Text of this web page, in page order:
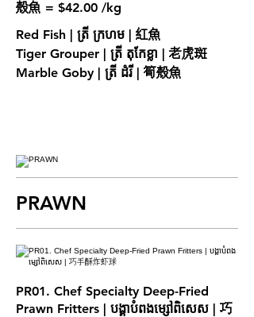
Red Fish | ត្រី ក្រហម | 紅魚
Tiger Grouper | ត្រី តុកែខ្លា | 老虎斑
Marble Goby | ត្រី ដំរី | 筍殼魚
PRAWN
PR01. Chef Specialty Deep-Fried
Prawn Fritters | បង្គាបំពងម្សៅពិសេស | 巧